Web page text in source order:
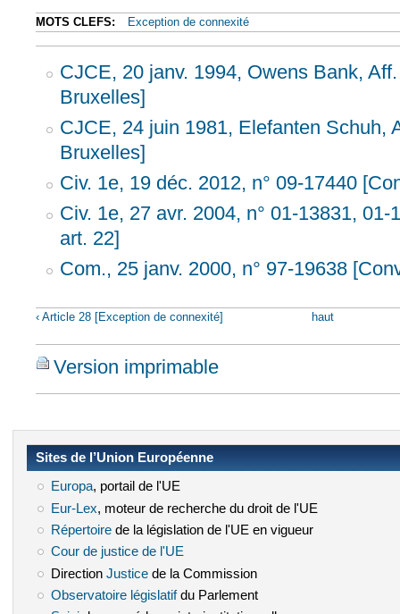
MOTS CLEFS: Exception de connexité
CJCE, 20 janv. 1994, Owens Bank,
Bruxelles]
CJCE, 24 juin 1981, Elefanten Schuh,
Bruxelles]
Civ. 1e, 19 déc. 2012, n° 09-17440
Civ. 1e, 27 avr. 2004, n° 01-13831,
art. 22]
Com., 25 janv. 2000, n° 97-19638
‹ Article 28 [Exception de connexité] haut
Version imprimable
Sites de l’Union Européenne
Europa(le lien est externe)
, portail de l'UE
Eur-Lex (le lien est externe)
, moteur de recherche du droit de l'UE
Répertoire(le lien est externe)
de la législation de l'UE en vigueur
Cour de justice de l'UE
Direction Justice(le lien est externe)
de la Commission
Observatoire législatif(le lien est externe)
du Parlement